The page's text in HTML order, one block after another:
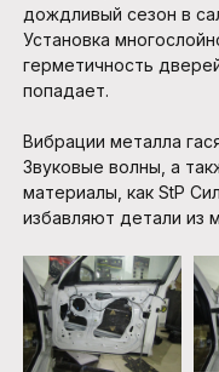
дождливый сезон в
Установка
герметичность
попадает.
Вибрации металла
Звуковые волны, а
материалы, как StP
избавляют детали из